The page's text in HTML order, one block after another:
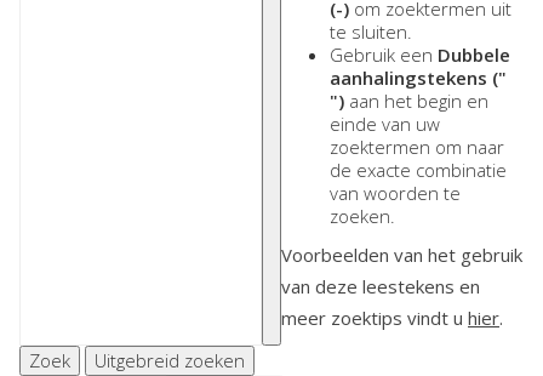
(-) om zoektermen uit
te sluiten.
Gebruik een Dubbele
aanhalingstekens ("
") aan het begin en
einde van uw
zoektermen om naar
de exacte combinatie
van woorden te
zoeken.
Voorbeelden van het gebruik
van deze leestekens en
meer zoektips vindt u hier.
Zoek
Uitgebreid zoeken